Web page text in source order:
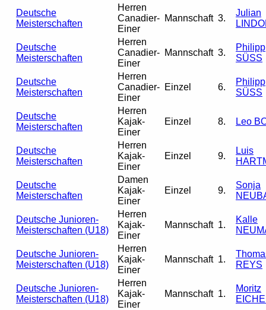
Deutsche
Meisterschaften
Herren
Canadier-
Einer
Mannschaft 3.
Julian
Deutsche
Meisterschaften
Herren
Canadier-
Einer
Mannschaft 3.
Philipp
SÜSS
Deutsche
Meisterschaften
Herren
Canadier-
Einer
Einzel 6.
Philipp
SÜSS
Deutsche
Meisterschaften
Herren
Kajak-
Einer
Einzel 8. Leo
Deutsche
Meisterschaften
Herren
Kajak-
Einer
Einzel 9.
Luis
Deutsche
Meisterschaften
Damen
Kajak-
Einer
Einzel 9.
Sonja
Deutsche Junioren-
Meisterschaften (U18)
Herren
Kajak-
Einer
Mannschaft 1.
Kalle
Deutsche Junioren-
Meisterschaften (U18)
Herren
Kajak-
Einer
Mannschaft 1.
REYS
Deutsche Junioren-
Meisterschaften (U18)
Herren
Kajak-
Einer
Mannschaft 1.
Moritz